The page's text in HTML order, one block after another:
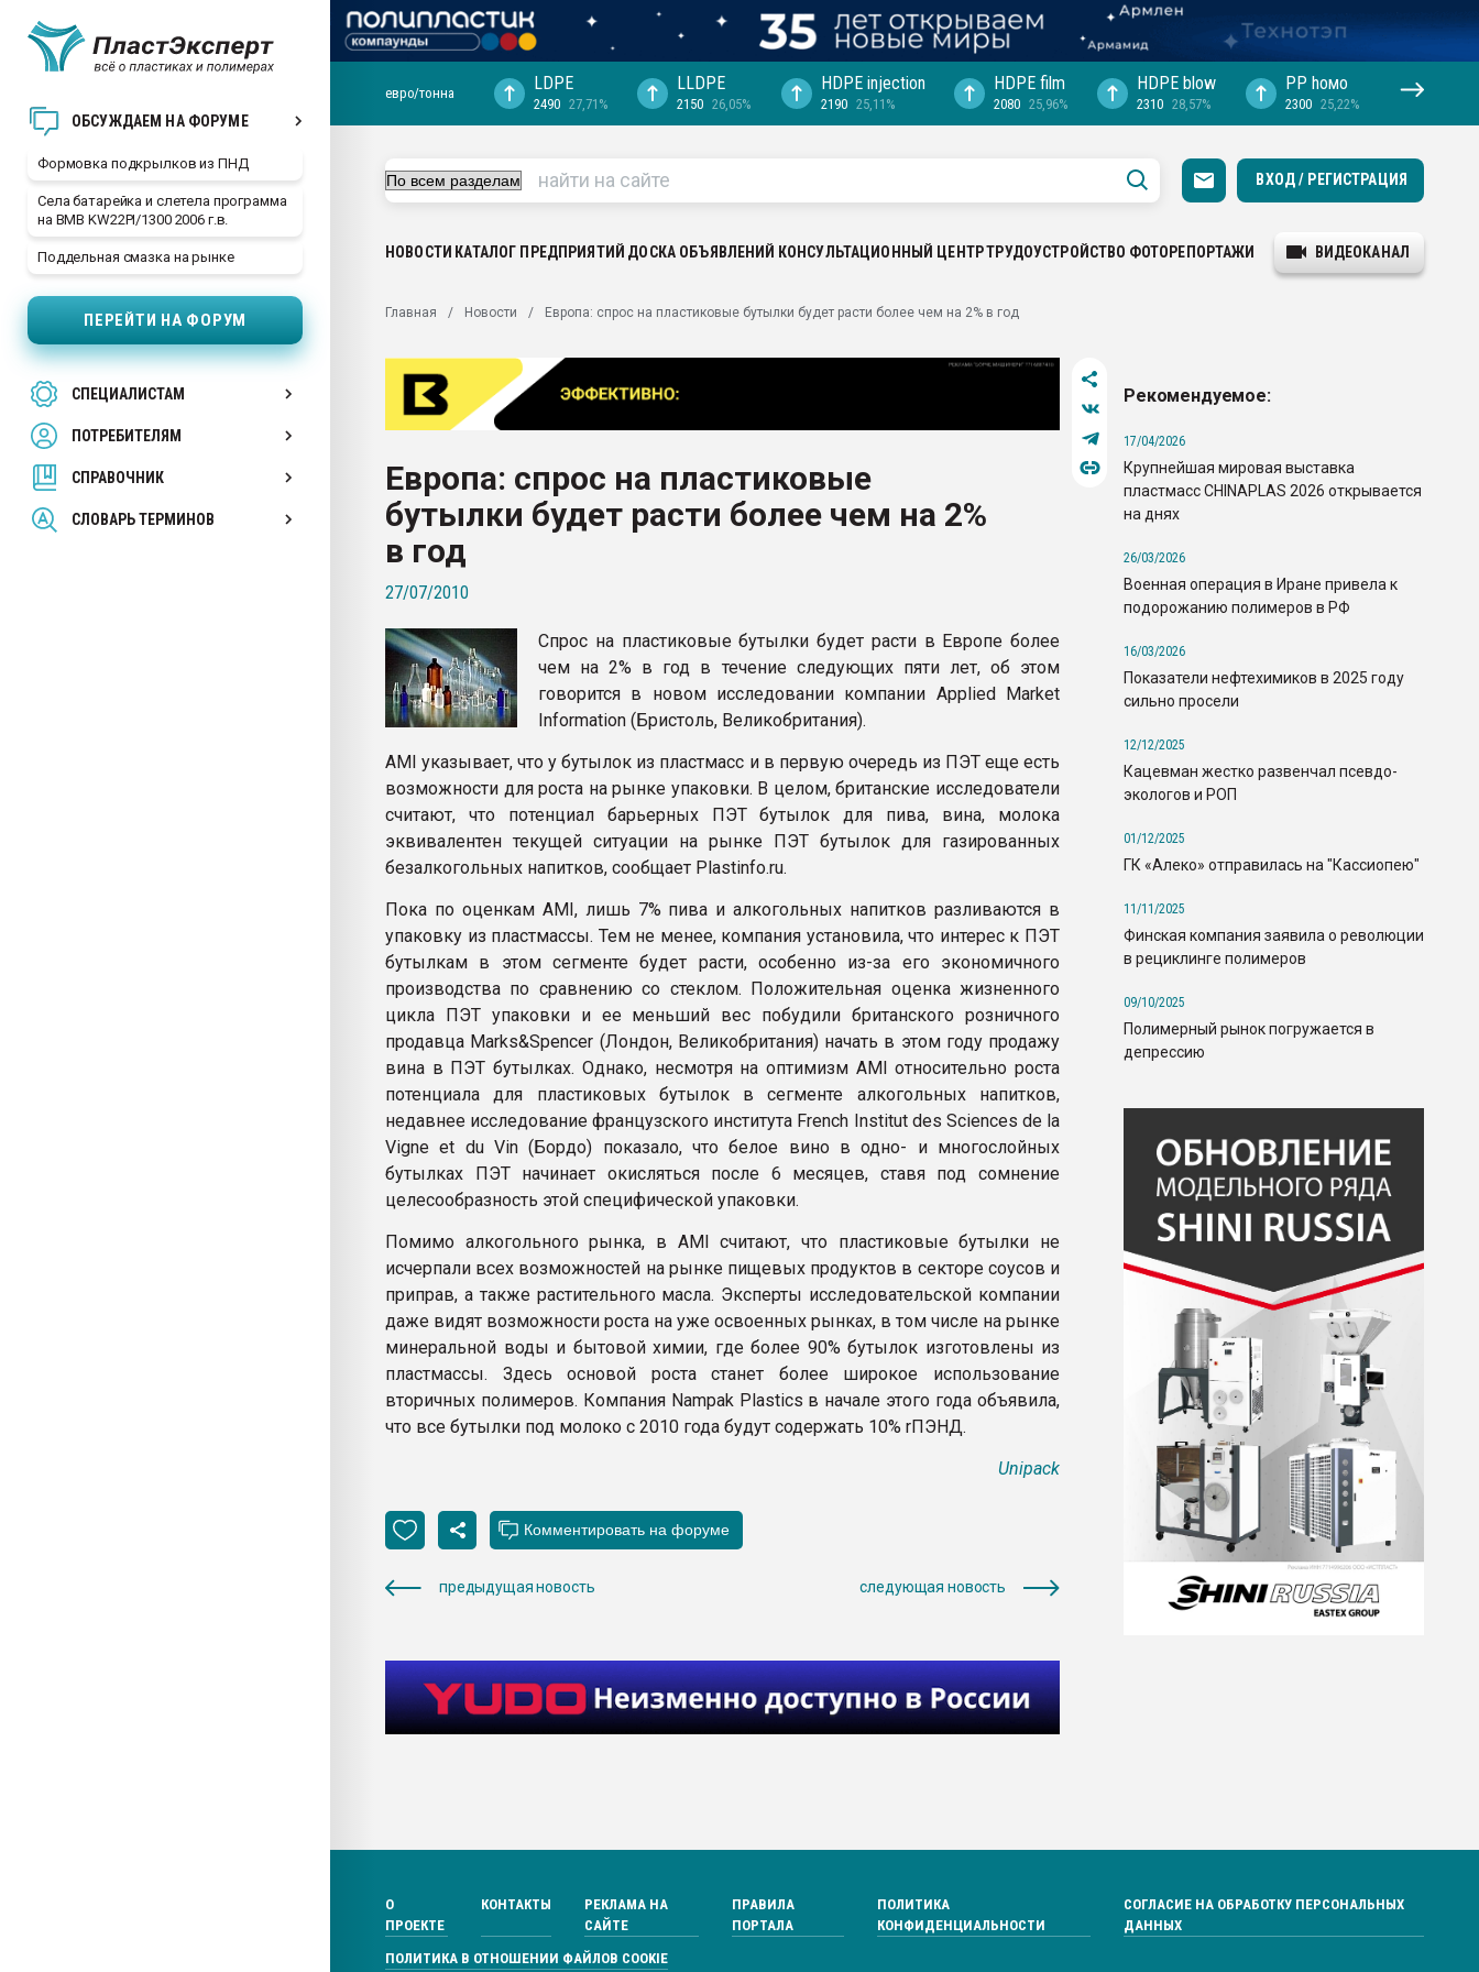
ОБСУЖДАЕМ НА ФОРУМЕ
Формовка подкрылков из ПНД
Села батарейка и слетела программа
на BMB KW22PI/1300 2006 г.в.
Поддельная смазка на рынке
ПЕРЕЙТИ НА ФОРУМ
СПЕЦИАЛИСТАМ
ПОТРЕБИТЕЛЯМ
СПРАВОЧНИК
СЛОВАРЬ ТЕРМИНОВ
29.07.2026 ФРП помог "Ижевскому
Вакуум-формовочные машины:
28.07.2026 Автоматизация выходит на
первый план в переработке
пластмасс
ситуацией на строительном рынке
Всё, что касается выдува ПЭТ
бутылок
ПЕРЕЙТИ НА ФОРУМ
евро/тонна LDPE
2490 27,71%
LLDPE
2150 26,05%
HDPE injection
2190 25,11%
HDPE film
2080 25,96%
HDPE blow
2310 28,57%
PP hомо
2300 25,22%
ВХОД / РЕГИСТРАЦИЯ
НОВОСТИ КАТАЛОГ ПРЕДПРИЯТИЙ ДОСКА ОБЪЯВЛЕНИЙ КОНСУЛЬТАЦИОННЫЙ ЦЕНТРТРУДОУСТРОЙСТВО ФОТОРЕПОРТАЖИ ВИДЕОКАНАЛ
Главная Новости Европа: спрос на пластиковые бутылки будет расти более чем на 2% в год
Европа: спрос на пластиковые
бутылки будет расти более чем на 2%
в год
27/07/2010
Спрос на пластиковые бутылки будет расти в Европе более
чем на 2% в год в течение следующих пяти лет, об этом
говорится в новом исследовании компании Applied Market
Information (Бристоль, Великобритания).
AMI указывает, что у бутылок из пластмасс и в первую очередь из ПЭТ еще есть
возможности для роста на рынке упаковки. В целом, британские исследователи
считают, что потенциал барьерных ПЭТ бутылок для пива, вина, молока
эквивалентен текущей ситуации на рынке ПЭТ бутылок для газированных
безалкогольных напитков, сообщает Plastinfo.ru.
Пока по оценкам AMI, лишь 7% пива и алкогольных напитков разливаются в
упаковку из пластмассы. Тем не менее, компания установила, что интерес к ПЭТ
бутылкам в этом сегменте будет расти, особенно из-за его экономичного
производства по сравнению со стеклом. Положительная оценка жизненного
цикла ПЭТ упаковки и ее меньший вес побудили британского розничного
продавца Marks&Spencer (Лондон, Великобритания) начать в этом году продажу
вина в ПЭТ бутылках. Однако, несмотря на оптимизм AMI относительно роста
потенциала для пластиковых бутылок в сегменте алкогольных напитков,
недавнее исследование французского института French Institut des Sciences de la
Vigne et du Vin (Бордо) показало, что белое вино в одно- и многослойных
бутылках ПЭТ начинает окисляться после 6 месяцев, ставя под сомнение
целесообразность этой специфической упаковки.
Помимо алкогольного рынка, в AMI считают, что пластиковые бутылки не
исчерпали всех возможностей на рынке пищевых продуктов в секторе соусов и
приправ, а также растительного масла. Эксперты исследовательской компании
даже видят возможности роста на уже освоенных рынках, в том числе на рынке
минеральной воды и бытовой химии, где более 90% бутылок изготовлены из
пластмассы. Здесь основой роста станет более широкое использование
вторичных полимеров. Компания Nampak Plastics в начале этого года объявила,
что все бутылки под молоко с 2010 года будут содержать 10% rПЭНД.
Unipack
предыдущая новость следующая новость
Рекомендуемое:
17/04/2026
Крупнейшая мировая выставка
пластмасс CHINAPLAS 2026 открывается
на днях
26/03/2026
Военная операция в Иране привела к
подорожанию полимеров в РФ
16/03/2026
Показатели нефтехимиков в 2025 году
сильно просели
12/12/2025
Кацевман жестко развенчал псевдо-
экологов и РОП
01/12/2025
ГК «Алеко» отправилась на "Кассиопею"
11/11/2025
Финская компания заявила о революции
в рециклинге полимеров
09/10/2025
Полимерный рынок погружается в
депрессию
О
ПРОЕКТЕ
КОНТАКТЫ
РЕКЛАМА НА
САЙТЕ
ПРАВИЛА
ПОРТАЛА
ПОЛИТИКА
КОНФИДЕНЦИАЛЬНОСТИ
СОГЛАСИЕ НА ОБРАБОТКУ ПЕРСОНАЛЬНЫХ
ДАННЫХ
ПОЛИТИКА В ОТНОШЕНИИ ФАЙЛОВ COOKIE